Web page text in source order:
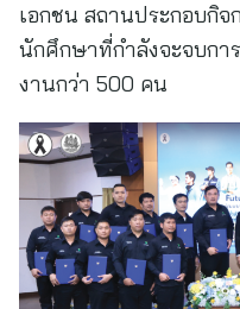
เอกชน สถานประกอบกิจ
นักศึกษาที่กำลังจะจบกา
งานกว่า 500 คน